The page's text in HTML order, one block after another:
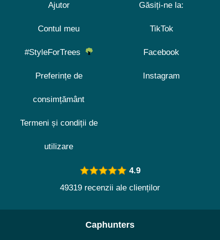
Ajutor
Contul meu
#StyleForTrees
Preferințe de
consimțământ
Termeni și condiții de
utilizare
Găsiți-ne la:
TikTok
Facebook
Instagram
4.9
49319 recenzii ale clienților
Caphunters